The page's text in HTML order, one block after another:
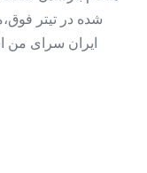
شده در تیتر
ایران سرای من